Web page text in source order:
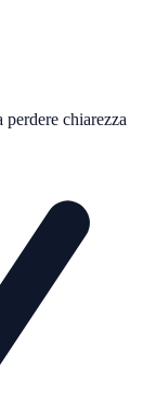
chiarezza